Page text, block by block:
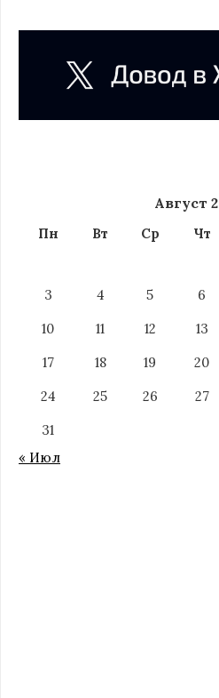
Август
Пн Вт Ср Чт
3
4 5 6
10
11 12 13
17
18 19 20
24
25 26 27
31
« Июл